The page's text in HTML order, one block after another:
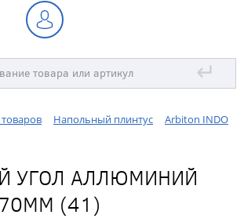
↵
Напольный плинтус
Arbiton INDO
УГОЛ АЛЛЮМИНИЙ
(41)